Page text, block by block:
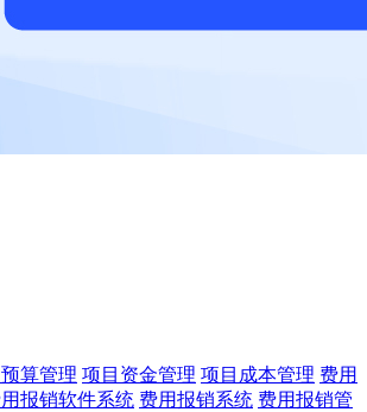
算管理 项目资金管理 项目成本管理 费用
报销软件系统 费用报销系统 费用报销管